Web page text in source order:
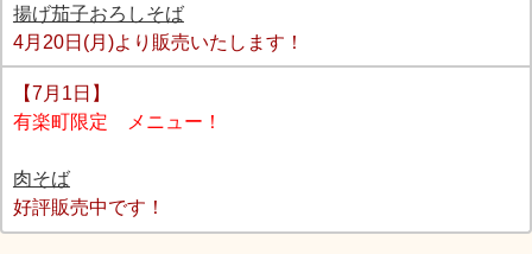
揚げ茄子おろしそば
4月 20日(月)より販売いたします！
【7月1日】
有楽町限定 メニュー！
肉そば
好評販売中です！